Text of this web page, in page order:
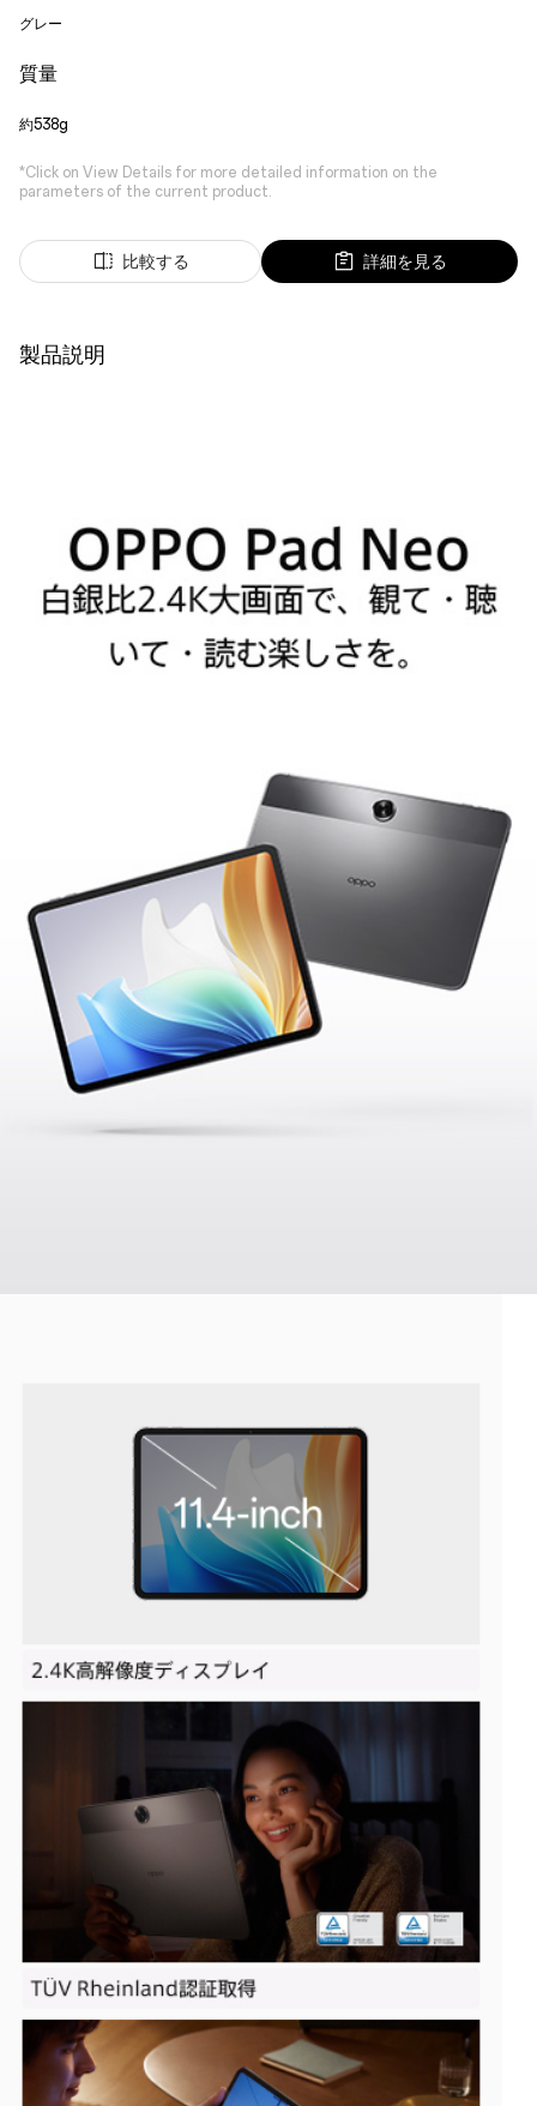
グレー
質量
約538g
*Click on View Details for more detailed information on the
parameters of the current product.
比較する 詳細を見る
製品説明